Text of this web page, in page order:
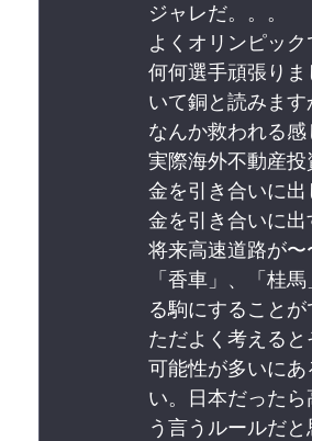
ジャレだ。。。
よくオリンピック
何何選手頑張り
いて銅と読みます
なんか救われる感
実際海外不動産投
金を引き合いに出
金を引き合いに
将来高速道路が〜
「香車」、「桂
る駒にすること
ただよく考える
可能性が多いに
い。日本だった
う言うルールだと